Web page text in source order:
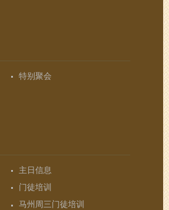
特别聚会
主日信息
门徒培训
马州周三门徒培训